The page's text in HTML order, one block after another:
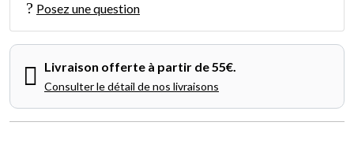
Posez une question
Livraison offerte à partir de 55€.
Consulter le détail de nos livraisons